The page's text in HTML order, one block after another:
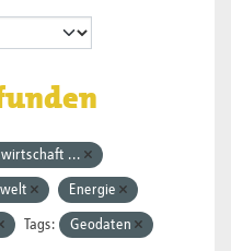
...
Energie
Tags: Geodaten